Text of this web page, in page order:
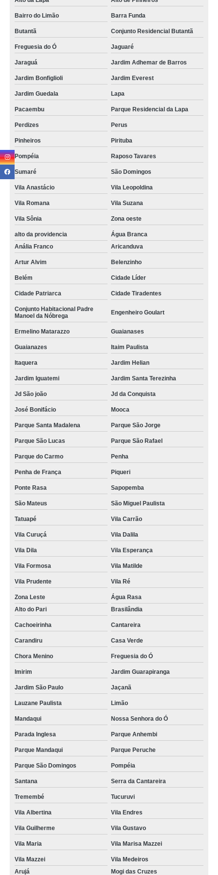
mini doces gourmet Jardim Bonfiglioli
orçamento de doces gourmet para aniversário Jaçanã
doces gourmet para páscoa valor Jardim Guedala
doces gourmet para casamento valor Vila Prudente
mini doces gourmet Pacaembu
doces gourmet para festa infantil Casa Verde
doces gourmet para páscoa Vila Sônia
doces gourmet para empresas preço Vila Olímpia
orçamento de doces tradicionais gourmet Vila Matilde
quanto custa doces gourmet para casamento Parada Inglesa
orçamento de doces gourmet para eventos Vila Ré
doces gourmet para empresas Jardim Paulista
doces gourmet para casamento preço Ermelino Matarazzo
doce gourmet valor Jardim São Paulo
doces gourmet para natal valor Vila Guilherme
quanto custa doces gourmet para presente Alto do Pari
orçamento de mini doces gourmet Vila Nova Conceição
quanto custa doce gourmet Parque São Lucas
orçamento de doces gourmet para chá de bebê Jardim Europa
orçamento de doces gourmet para casamento Alto do Pari
orçamento de doces gourmet para presente Jardim Bonfiglioli
doces gourmet para aniversário Parque São Domingos
doces gourmet para chá de bebê Parque São Lucas
quanto custa doces gourmet para festa infantil Moema
quanto custa doces tradicionais gourmet Imirim
orçamento de doces gourmet para natal Vila Sônia
orçamento de doce gourmet Mogi das Cruzes
doces gourmet para empresas preço Jardins
doces gourmet para chá de bebê valor Raposo Tavares
doces gourmet para festa infantil preço Raposo Tavares
orçamento de mini doces gourmet Conjunto Habitacional Padre Manoel da
Nóbrega
orçamento de doces gourmet para chá de bebê Carandiru
quanto custa doces gourmet para festa infantil Ermelino Matarazzo
orçamento de doces gourmet para festa infantil Conjunto Habitacional Padre
Manoel da Nóbrega
quanto custa doces gourmet para aniversário Vila Prudente
orçamento de doce gourmet Itaquaquecetuba
orçamento de doces gourmet para presente Campo Belo
doce gourmet Conjunto Habitacional Padre Manoel da Nóbrega
doces gourmet para páscoa preço Vila Matilde
quanto custa doces gourmet para presente Berrini
quanto custa mini doces gourmet Cidade Tiradentes
quanto custa doces gourmet para eventos Parada Inglesa
doces gourmet para presente preço São Domingos
quanto custa doces gourmet para chá de bebê Parque Peruche
Bairro do Limão Barra Funda
Butantã Conjunto Residencial Butantã
Freguesia do Ó Jaguaré
Jaraguá Jardim Adhemar de Barros
Jardim Bonfiglioli Jardim Everest
Jardim Guedala Lapa
Pacaembu Parque Residencial da Lapa
Perdizes Perus
Pinheiros Pirituba
Pompéia Raposo Tavares
Sumaré São Domingos
Vila Anastácio Vila Leopoldina
Vila Romana Vila Suzana
Vila Sônia Zona oeste
alto da providencia
Água Branca
Anália Franco
Aricanduva
Artur Alvim Belenzinho
Belém Cidade Líder
Cidade Patriarca Cidade Tiradentes
Conjunto Habitacional Padre
Manoel da Nóbrega
Engenheiro Goulart
Ermelino Matarazzo Guaianases
Guaianazes Itaim Paulista
Itaquera Jardim Helian
Jardim Iguatemi Jardim Santa Terezinha
Jd São joão Jd da Conquista
José Bonifácio Mooca
Parque Santa Madalena Parque São Jorge
Parque São Lucas Parque São Rafael
Parque do Carmo Penha
Penha de França Piqueri
Ponte Rasa Sapopemba
São Mateus São Miguel Paulista
Tatuapé Vila Carrão
Vila Curuçá Vila Dalila
Vila Dila Vila Esperança
Vila Formosa Vila Matilde
Vila Prudente Vila Ré
Zona Leste
Água Rasa
Alto do Pari
Brasilândia
Cachoeirinha Cantareira
Carandiru Casa Verde
Chora Menino Freguesia do Ó
Imirim Jardim Guarapiranga
Jardim São Paulo Jaçanã
Lauzane Paulista Limão
Mandaqui Nossa Senhora do Ó
Parada Inglesa Parque Anhembi
Parque Mandaqui Parque Peruche
Parque São Domingos Pompéia
Santana Serra da Cantareira
Tremembé Tucuruvi
Vila Albertina Vila Endres
Vila Guilherme Vila Gustavo
Vila Maria Vila Marisa Mazzei
Vila Mazzei
Vila Medeiros
Arujá
Mogi das Cruzes